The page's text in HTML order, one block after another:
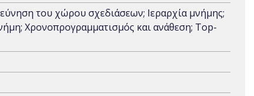
του χώρου σχεδιάσεων; Ιεραρχία μνήμης;
Χρονοπρογραμματισμός και ανάθεση; Top-